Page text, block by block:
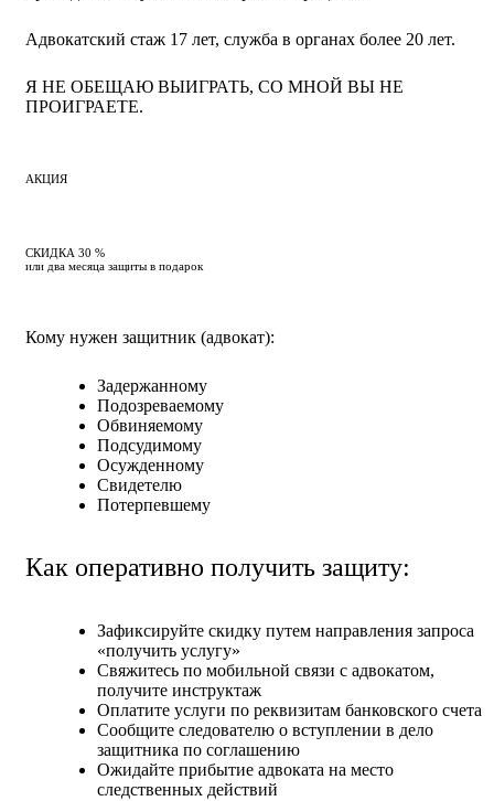
Адвокатский стаж 17 лет, служба в органах более 20 лет.
Я НЕ ОБЕЩАЮ ВЫИГРАТЬ, СО МНОЙ ВЫ НЕ
ПРОИГРАЕТЕ.
АКЦИЯ
СКИДКА 30 %
или два месяца защиты в подарок
Кому нужен защитник (адвокат):
Задержанному
Подозреваемому
Обвиняемому
Подсудимому
Осужденному
Свидетелю
Потерпевшему
Как оперативно получить защиту:
Зафиксируйте скидку путем направления запроса
«получить услугу»
Свяжитесь по мобильной связи с адвокатом,
получите инструктаж
Оплатите услуги по реквизитам банковского счета
Сообщите следователю о вступлении в дело
защитника по соглашению
Ожидайте прибытие адвоката на место
следственных действий